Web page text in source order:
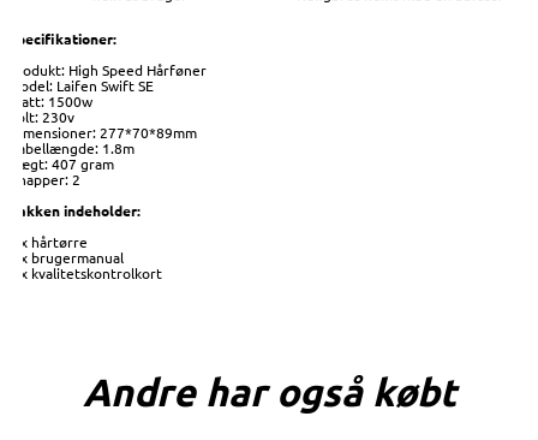
Specifikationer:
Produkt: High Speed Hårføner
Model: Laifen Swift SE
Watt: 1500w
Volt: 230v
Dimensioner: 277*70*89mm
Kabellængde: 1.8m
Vægt: 407 gram
Knapper: 2
Pakken indeholder:
1 x hårtørre
1 x brugermanual
1 x kvalitetskontrolkort
Andre har også købt